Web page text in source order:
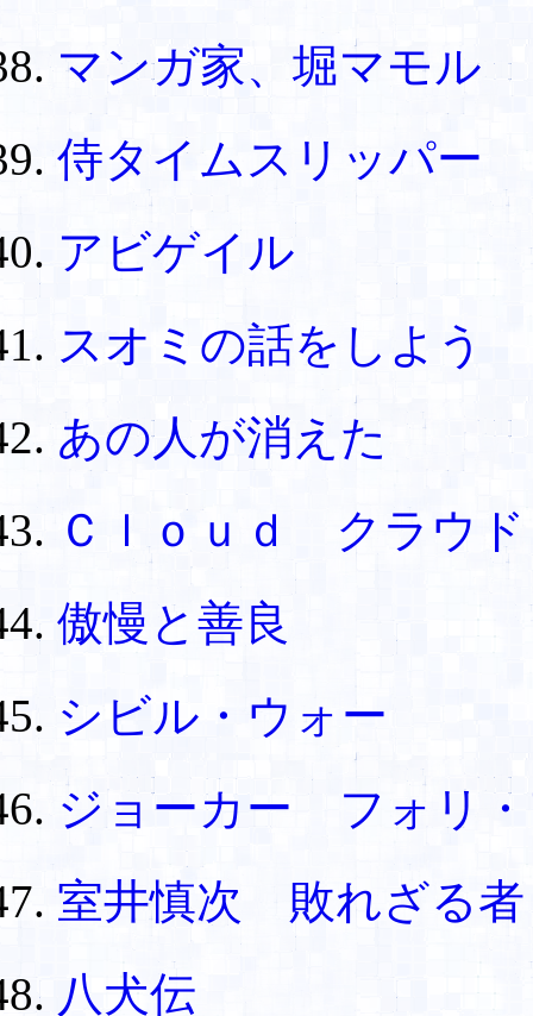
マンガ家、堀マモル
侍タイムスリッパ
アビゲイル
スオミの話をしよう
あの人が消えた
Ｃｌｏｕｄ クラウド
傲慢と善良
シビル・ウォー
ジョーカー フォ
室井慎次 敗れざ
八犬伝